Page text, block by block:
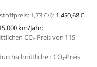
1,73€/l): 1.450,68 €
km/Jahr:
CO₂-Preis von 115
CO₂-Preis